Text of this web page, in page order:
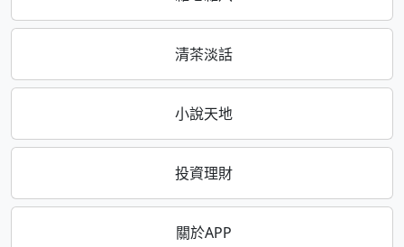
清茶淡話
小說天地
投資理財
關於APP